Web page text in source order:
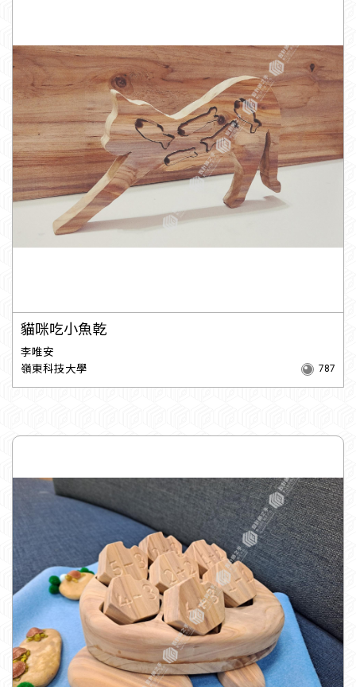
貓咪吃小魚乾
李唯安
嶺東科技大學
787